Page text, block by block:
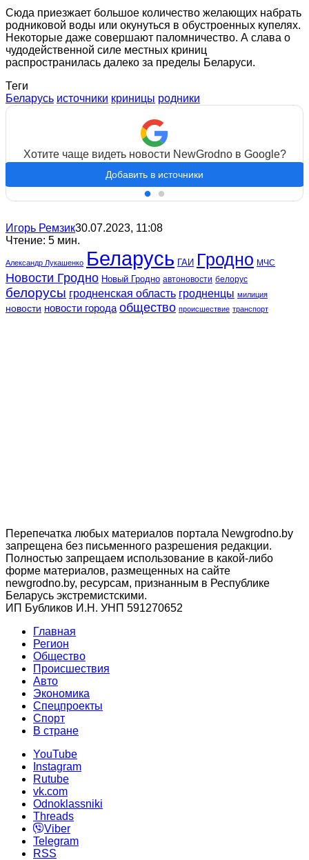
Сюда приезжает большое количество желающих набрать
родниковой воды или окунуться в обустроенных купелях.
Некоторые даже совершают паломничество. А слава о
чудодейственной силе местных криниц
распространилась далеко за пределы Беларуси.
Теги
Беларусь источники криницы родники
Хотите чаще видеть новости NewGrodno в Google?
Добавить в источники
Игорь Ремзик30.07.2023, 11:08
Чтение: 5 мин.
Александр Лукашенко Беларусь ГАИ Гродно МЧС
Новости Гродно Новый Гродно автоновости белорус
белорусы гродненская область гродненцы милиция
новости новости города общество происшествие транспорт
Перепечатка любых материалов портала Newgrodno.by
запрещена без письменного разрешения редакции.
Полностью запрещаем использование в какой-либо
форме материалов, размещенных на сайте
newgrodno.by, ресурсам, признанным в Республике
Беларусь экстремистскими.
ИП Бубликов И.Н. УНП 591270652
Главная
Регион
Общество
Происшествия
Авто
Экономика
Спецпроекты
Cпорт
В стране
YouTube
Instagram
Rutube
vk.com
Odnoklassniki
Threads
Viber
Telegram
RSS